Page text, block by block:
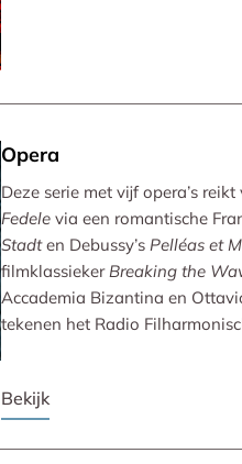
Opera
Deze serie met vijf opera’s
Fedele via een romantische
Stadten Debussy’s Pelléas et
filmklassiekerBreaking the
Accademia Bizantina en
tekenen het Radio
Bekijk